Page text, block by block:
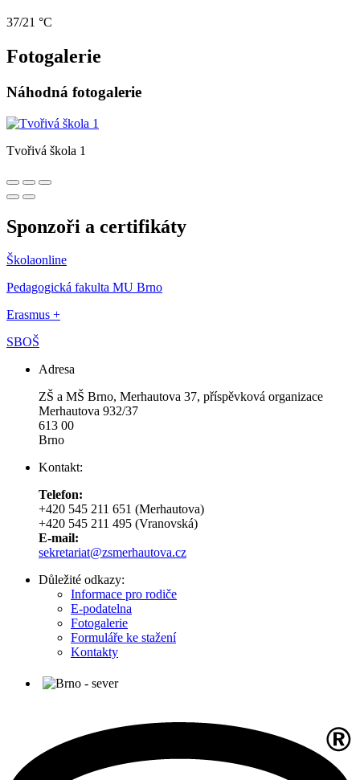
37/21 °C
Fotogalerie
Náhodná fotogalerie
Tvořivá škola 1
Sponzoři a certifikáty
Školaonline
Pedagogická fakulta MU Brno
Erasmus +
SBOŠ
Adresa
ZŠ a MŠ Brno, Merhautova 37, příspěvková organizace
Merhautova 932/37
613 00
Brno
Kontakt:
Telefon:
+420 545 211 651 (Merhautova)
+420 545 211 495 (Vranovská)
E-mail:
sekretariat@zsmerhautova.cz
Důležité odkazy:
Informace pro rodiče
E-podatelna
Fotogalerie
Formuláře ke stažení
Kontakty